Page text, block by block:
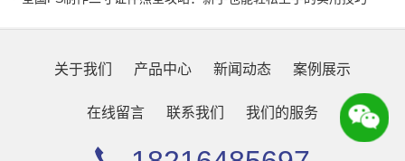
关于我们 产品中心 新闻动态 案例展示
在线留言 联系我们 我们的服务